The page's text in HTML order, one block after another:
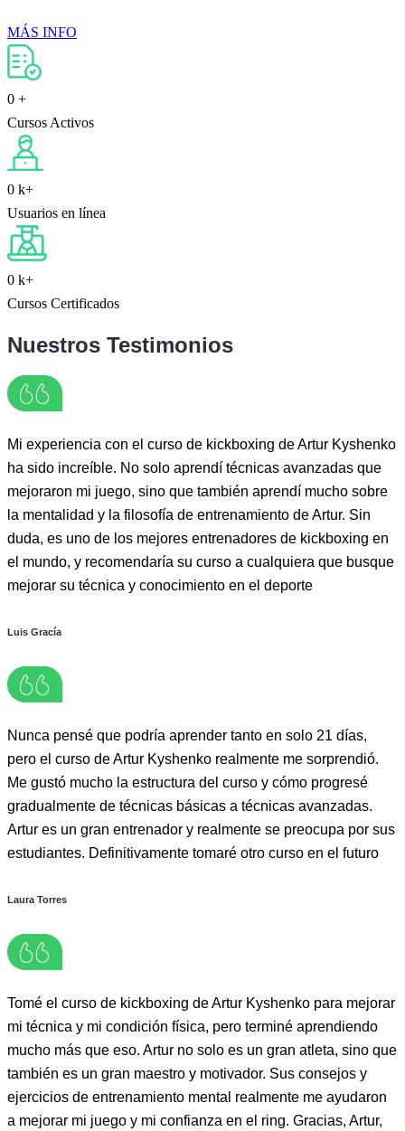
MÁS INFO
0 +
Cursos Activos
0 k+
Usuarios en línea
0 k+
Cursos Certificados
Nuestros Testimonios
Mi experiencia con el curso de kickboxing de Artur Kyshenko
ha sido increíble. No solo aprendí técnicas avanzadas que
mejoraron mi juego, sino que también aprendí mucho sobre
la mentalidad y la filosofía de entrenamiento de Artur. Sin
duda, es uno de los mejores entrenadores de kickboxing en
el mundo, y recomendaría su curso a cualquiera que busque
mejorar su técnica y conocimiento en el deporte
Luis Gracía
Nunca pensé que podría aprender tanto en solo 21 días,
pero el curso de Artur Kyshenko realmente me sorprendió.
Me gustó mucho la estructura del curso y cómo progresé
gradualmente de técnicas básicas a técnicas avanzadas.
Artur es un gran entrenador y realmente se preocupa por sus
estudiantes. Definitivamente tomaré otro curso en el futuro
Laura Torres
Tomé el curso de kickboxing de Artur Kyshenko para mejorar
mi técnica y mi condición física, pero terminé aprendiendo
mucho más que eso. Artur no solo es un gran atleta, sino que
también es un gran maestro y motivador. Sus consejos y
ejercicios de entrenamiento mental realmente me ayudaron
a mejorar mi juego y mi confianza en el ring. Gracias, Artur,